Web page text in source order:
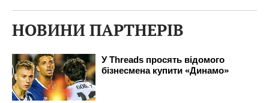
НОВИНИ ПАРТНЕРІВ